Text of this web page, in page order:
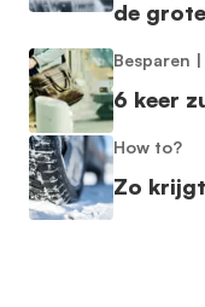
de
Besparen |
6 keer
How to?
Zo